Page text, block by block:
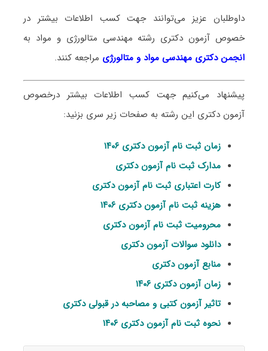
داوطلبان عزیز می‌توانند جهت کسب اطلاعات بیشتر در
خصوص آزمون دکتری رشته مهندسی متالورژی و مواد به
انجمن دکتری مهندسی مواد و متالورژی مراجعه کنند.
پیشنهاد می‌کنیم جهت کسب اطلاعات بیشتر درخصوص
آزمون دکتری این رشته به صفحات زیر سری بزنید:
زمان ثبت نام آزمون دکتری ۱۴۰۶
مدارک ثبت نام آزمون دکتری
کارت اعتباری ثبت نام آزمون دکتری
هزینه ثبت نام آزمون دکتری ۱۴۰۶
محرومیت ثبت نام آزمون دکتری
دانلود سوالات آزمون دکتری
منابع آزمون دکتری
زمان آزمون دکتری ۱۴۰۶
تاثیر آزمون کتبی و مصاحبه در قبولی دکتری
نحوه ثبت نام آزمون دکتری ۱۴۰۶